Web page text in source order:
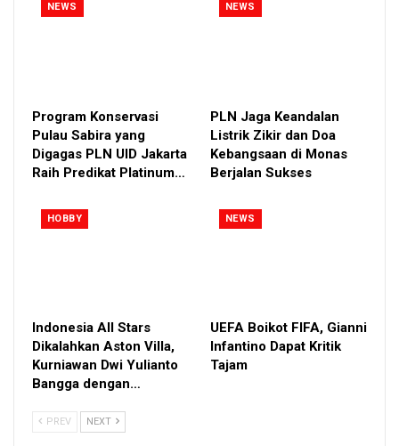
NEWS
Program Konservasi
Pulau Sabira yang
Digagas PLN UID Jakarta
Raih Predikat Platinum…
NEWS
PLN Jaga Keandalan
Listrik Zikir dan Doa
Kebangsaan di Monas
Berjalan Sukses
HOBBY
Indonesia All Stars
Dikalahkan Aston Villa,
Kurniawan Dwi Yulianto
Bangga dengan…
NEWS
UEFA Boikot FIFA, Gianni
Infantino Dapat Kritik
Tajam
PREV NEXT